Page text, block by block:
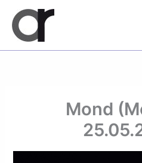
Inhalt
springen
Mond